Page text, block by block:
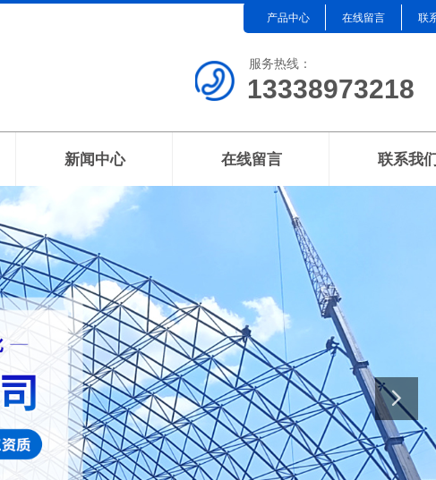
产品中心 在线留言 联
服务热线：
13338973218
新闻中心 在线留言 联系我